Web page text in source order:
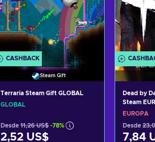
CASHBACK
Steam Gift
Terraria Steam Gift GLOBAL
GLOBAL
Desde 11,26 US$ -78%
2,52 US$
Dead by
Steam
EUROPA
Desde
7,84